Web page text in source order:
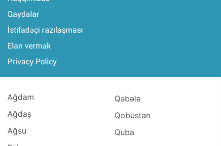
Qaydalar
İstifadəçi razılaşması
Elan vermək
Privacy Policy
Ağdam
Ağdaş
Ağsu
Qəbələ
Qobustan
Quba